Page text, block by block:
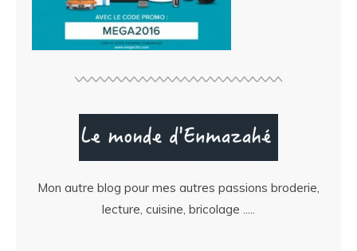
Mon autre blog pour mes autres passions broderie,
lecture, cuisine, bricolage .....